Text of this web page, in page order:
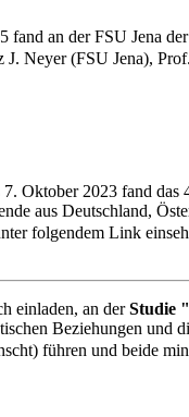
fand an der FSU Jena
Neyer (FSU Jena),
Oktober 2023 fand
aus Deutschland,
folgendem Link
einladen, an derStudie
Beziehungen und
führen und beide